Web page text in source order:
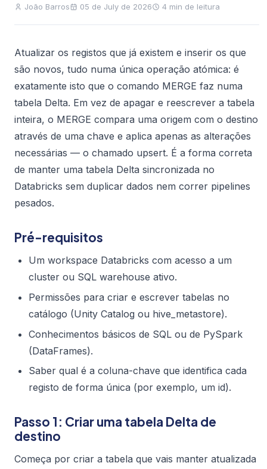
João Barros 05 de July de 2026 4 min de leitura
Atualizar os registos que já existem e inserir os que
são novos, tudo numa única operação atómica: é
exatamente isto que o comando MERGE faz numa
tabela Delta. Em vez de apagar e reescrever a tabela
inteira, o MERGE compara uma origem com o destino
através de uma chave e aplica apenas as alterações
necessárias — o chamado upsert. É a forma correta
de manter uma tabela Delta sincronizada no
Databricks sem duplicar dados nem correr pipelines
pesados.
Pré-requisitos
Um workspace Databricks com acesso a um
cluster ou SQL warehouse ativo.
Permissões para criar e escrever tabelas no
catálogo (Unity Catalog ou hive_metastore).
Conhecimentos básicos de SQL ou de PySpark
(DataFrames).
Saber qual é a coluna-chave que identifica cada
registo de forma única (por exemplo, um id).
Passo 1: Criar uma tabela Delta de
destino
Começa por criar a tabela que vais manter atualizada